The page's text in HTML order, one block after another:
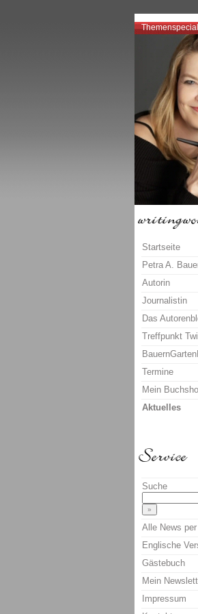
Startseite
Petra A.
Autorin
Journalistin
Das
Treffpunkt
Termine
Mein
Aktuelles
Suche
Alle News
Englische
Gästebuch
Mein
Impressum